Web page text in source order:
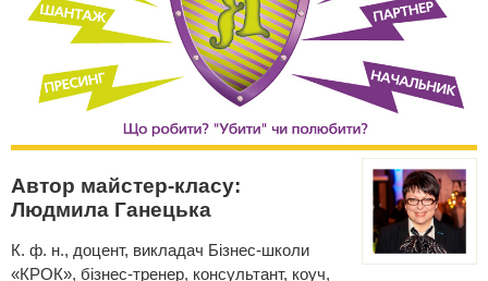
Автор майстер-класу:
Людмила Ганецька
К. ф. н., доцент, викладач Бізнес-школи
«КРОК», бізнес-тренер, консультант, коуч,